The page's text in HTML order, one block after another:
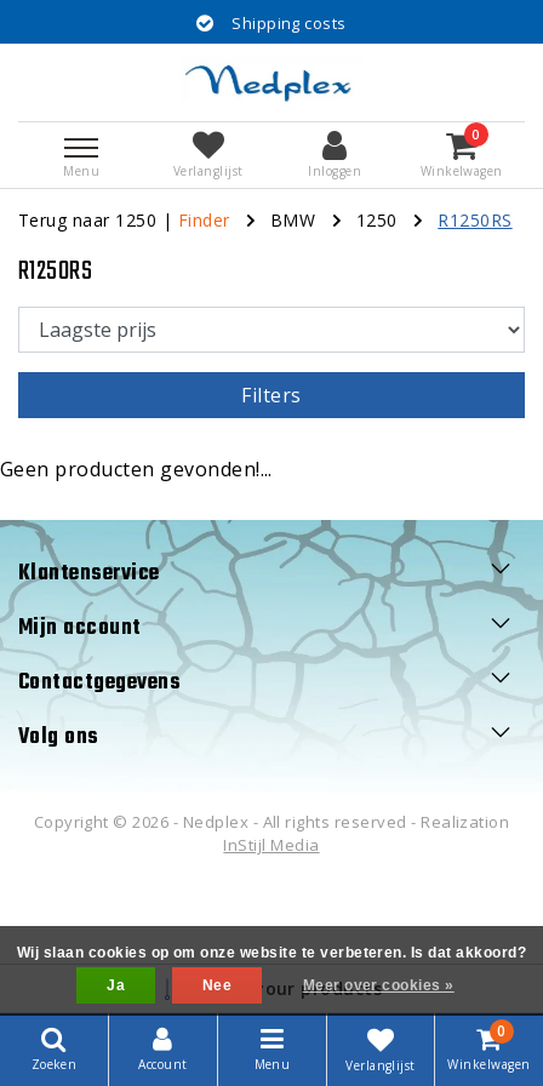
Shipping costs
Menu Verlanglijst Inloggen
0
Winkelwagen
Terug naar 1250 | Finder BMW 1250 R1250RS
R1250RS
Filters
Geen producten gevonden!...
Klantenservice
Mijn account
Contactgegevens
Volg ons
Copyright © 2026 - Nedplex - All rights reserved - Realization
InStijl Media
Filter your products
Zoeken Account Menu Verlanglijst
0
Winkelwagen
Wij slaan cookies op om onze website te verbeteren. Is dat akkoord?
Ja
Nee Meer over cookies »